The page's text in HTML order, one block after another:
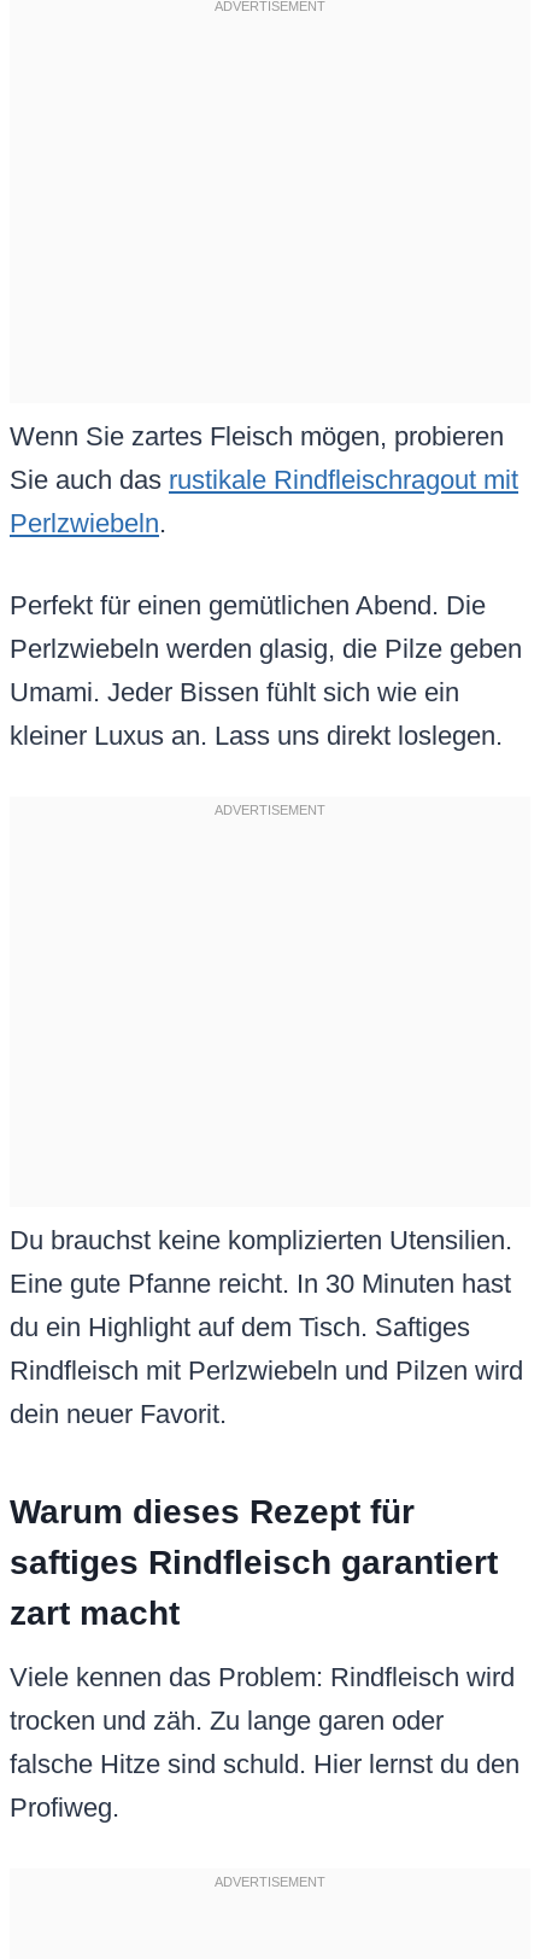
Wenn Sie zartes Fleisch mögen, probieren
Sie auch das rustikale Rindfleischragout mit
Perlzwiebeln.
Perfekt für einen gemütlichen Abend. Die
Perlzwiebeln werden glasig, die Pilze geben
Umami. Jeder Bissen fühlt sich wie ein
kleiner Luxus an. Lass uns direkt loslegen.
Du brauchst keine komplizierten Utensilien.
Eine gute Pfanne reicht. In 30 Minuten hast
du ein Highlight auf dem Tisch. Saftiges
Rindfleisch mit Perlzwiebeln und Pilzen wird
dein neuer Favorit.
Warum dieses Rezept für
saftiges Rindfleisch garantiert
zart macht
Viele kennen das Problem: Rindfleisch wird
trocken und zäh. Zu lange garen oder
falsche Hitze sind schuld. Hier lernst du den
Profiweg.